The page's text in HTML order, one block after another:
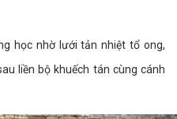
học nhờ lưới tản nhiệt tổ ong,
liền bộ khuếch tán cùng cánh